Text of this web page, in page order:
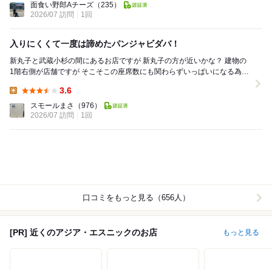
面食い野郎Aチーズ （235）
2026/07 訪問
1回
入りにくくて一度は諦めたパンジャビダバ！
新丸子と武蔵小杉の間にあるお店ですが 新丸子の方が近いかな？ 建物の
1階右側が店舗ですが そこそこの座席数にも関わらずいっぱいになる為
3.6
スモールまさ
（976）
2026/07 訪問
1回
口コミをもっと見る（656人）
[PR] 近くのアジア・エスニックのお店 もっと見る